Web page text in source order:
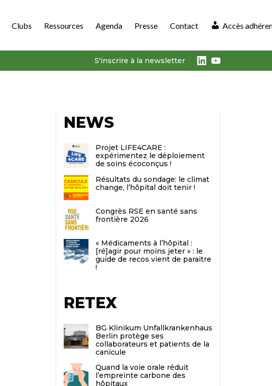
Clubs Ressources Agenda Presse Contact Accès
S'inscrire à la newsletter LinkedIn
Youtube
NEWS
Projet LIFE4CARE :
expérimentez le déploiement
de soins écoconçus !
Résultats du sondage: le climat
change, l’hôpital doit tenir !
Congrès RSE en santé sans
frontière 2026
« Médicaments à l’hôpital :
[ré]agir pour moins jeter » : le
guide de recos vient de paraitre
!
RETEX
BG Klinikum Unfallkrankenhaus
Berlin protège ses
collaborateurs et patients de la
canicule
Quand la voie orale réduit
l’empreinte carbone des
hôpitaux